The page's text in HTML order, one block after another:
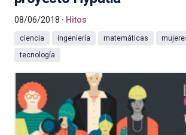
08/06/2018 Hitos
ciencia ingeniería matemáticas
tecnología